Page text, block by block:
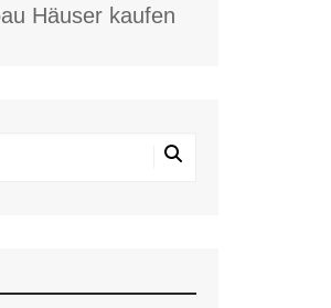
Häuser kaufen